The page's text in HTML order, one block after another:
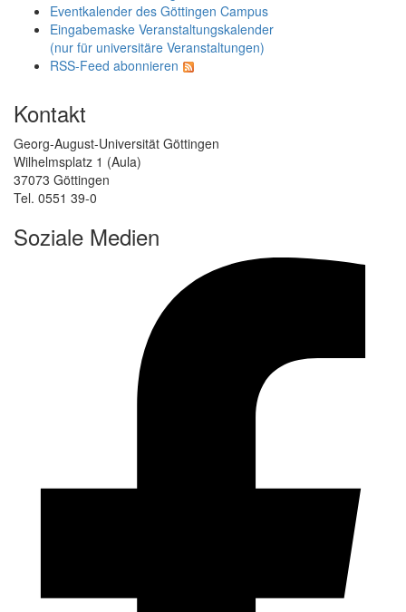
Eventkalender des Göttingen Campus
Eingabemaske Veranstaltungskalender
(nur für universitäre Veranstaltungen)
RSS-Feed abonnieren
Kontakt
Georg-August-Universität Göttingen
Wilhelmsplatz 1 (Aula)
37073 Göttingen
Tel. 0551 39-0
Soziale Medien